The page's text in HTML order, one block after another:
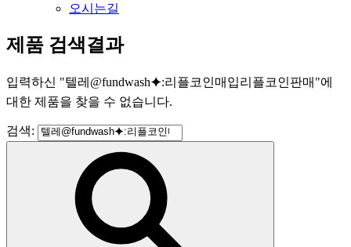
오시는길
제품 검색결과
입력하신 "텔레@fundwash⯌:리플코인매입리플코인판매 "에
대한 제품을 찾을 수 없습니다.
검색: